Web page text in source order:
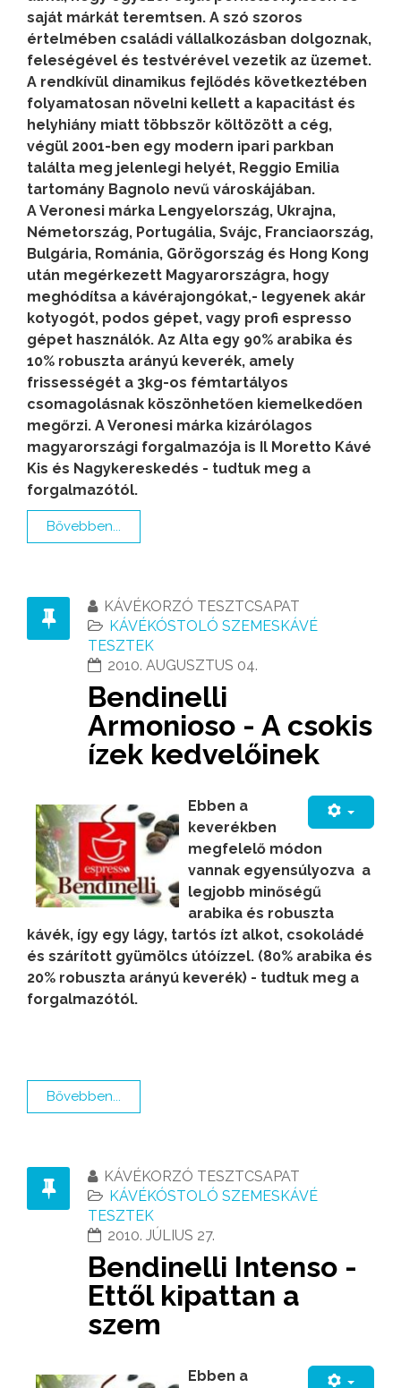
saját márkát teremtsen. A szó szoros
értelmében családi vállalkozásban dolgoznak,
feleségével és testvérével vezetik az üzemet.
A rendkívül dinamikus fejlődés következtében
folyamatosan növelni kellett a kapacitást és
helyhiány miatt többször költözött a cég,
végül 2001-ben egy modern ipari parkban
találta meg jelenlegi helyét, Reggio Emilia
tartomány Bagnolo nevű városkájában.
A Veronesi márka Lengyelország, Ukrajna,
Németország, Portugália, Svájc, Franciaország,
Bulgária, Románia, Görögország és Hong Kong
után megérkezett Magyarországra, hogy
meghódítsa a kávérajongókat,- legyenek akár
kotyogót, podos gépet, vagy profi espresso
gépet használók. Az Alta egy 90% arabika és
10% robuszta arányú keverék, amely
frissességét a 3kg-os fémtartályos
csomagolásnak köszönhetően kiemelkedően
megőrzi. A Veronesi márka kizárólagos
magyarországi forgalmazója is Il Moretto Kávé
Kis és Nagykereskedés - tudtuk meg a
forgalmazótól.
Bővebben...
KÁVÉKORZÓ TESZTCSAPAT
KÁVÉKÓSTOLÓ SZEMESKÁVÉ
TESZTEK
2010. AUGUSZTUS 04.
Bendinelli
Armonioso - A csokis
ízek kedvelőinek
Ebben a
keverékben
megfelelő módon
vannak egyensúlyozva a
legjobb minőségű
arabika és robuszta
kávék, így egy lágy, tartós ízt alkot, csokoládé
és szárított gyümölcs útóízzel. (80% arabika és
20% robuszta arányú keverék) - tudtuk meg a
forgalmazótól.
Bővebben...
KÁVÉKORZÓ TESZTCSAPAT
KÁVÉKÓSTOLÓ SZEMESKÁVÉ
TESZTEK
2010. JÚLIUS 27.
Bendinelli Intenso -
Ettől kipattan a
szem
Ebben a